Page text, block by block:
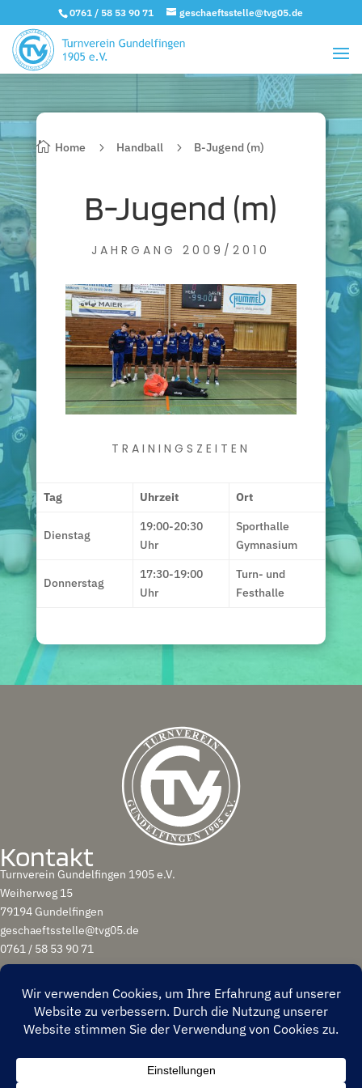
0761 / 58 53 90 71 geschaeftsstelle@tvg05.de
Home Handball B-Jugend (m)
B-Jugend (m)
JAHRGANG 2009/2010
TRAININGSZEITEN
Tag Uhrzeit Ort
Dienstag
19:00-20:30
Uhr
Sporthalle
Gymnasium
Donnerstag
17:30-19:00
Uhr
Turn- und
Festhalle
Kontakt
Turnverein Gundelfingen 1905 e.V.
Weiherweg 15
79194 Gundelfingen
geschaeftsstelle@tvg05.de
0761 / 58 53 90 71
(c) 2025 Turnverein Gundelfingen 1905 e.V.